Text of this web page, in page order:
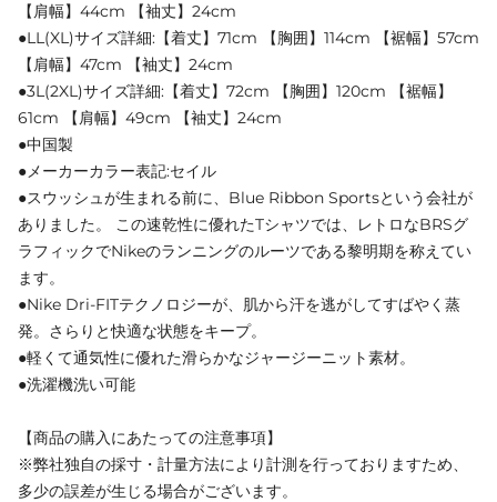
【肩幅】44cm 【袖丈】24cm
●LL(XL)サイズ詳細:【着丈】71cm 【胸囲】114cm 【裾幅】57cm
【肩幅】47cm 【袖丈】24cm
●3L(2XL)サイズ詳細:【着丈】72cm 【胸囲】120cm 【裾幅】
61cm 【肩幅】49cm 【袖丈】24cm
●中国製
●メーカーカラー表記:セイル
●スウッシュが生まれる前に、Blue Ribbon Sportsという会社が
ありました。 この速乾性に優れたTシャツでは、レトロなBRSグ
ラフィックでNikeのランニングのルーツである黎明期を称えてい
ます。
●Nike Dri-FITテクノロジーが、肌から汗を逃がしてすばやく蒸
発。さらりと快適な状態をキープ。
●軽くて通気性に優れた滑らかなジャージーニット素材。
●洗濯機洗い可能
【商品の購入にあたっての注意事項】
※弊社独自の採寸・計量方法により計測を行っておりますため、
多少の誤差が生じる場合がございます。